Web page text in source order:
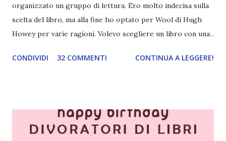
organizzato un gruppo di lettura. Ero molto indecisa sulla
scelta del libro, ma alla fine ho optato per Wool di Hugh
Howey per varie ragioni. Volevo scegliere un libro con una
e poi dover aspettare con ansia il recap e sia perché
gruppo di lettura inizierà tra qualche settimana,
esattamente dopo la fine della scuola. Avete quindi un bel
CONDIVIDI 32 COMMENTI CONTINUA A LEGGERE!